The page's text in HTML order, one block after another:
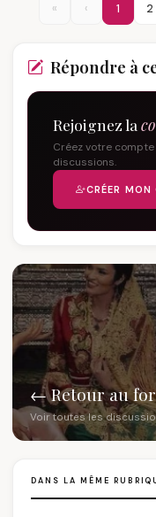
« ‹ 1 2
Répondre à
Rejoignez la
Créez votre
discussions.
CRÉER MON
← Retour au
Voir toutes les
DANS LA MÊME